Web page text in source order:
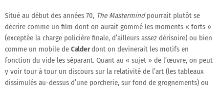
Situé au début des années 70, The Mastermindpourrait plutôt se
décrire comme un film dont on aurait gommé les moments « forts »
(exceptée la charge policière finale, d’ailleurs assez dérisoire) ou bien
comme un mobile de Calderdont on devinerait les motifs en
fonction du vide les séparant. Quant au « sujet » de l’œuvre, on peut
y voir tour à tour un discours sur la relativité de l’art (les tableaux
dissimulés au-dessus d’une porcherie, sur fond de grognements) ou